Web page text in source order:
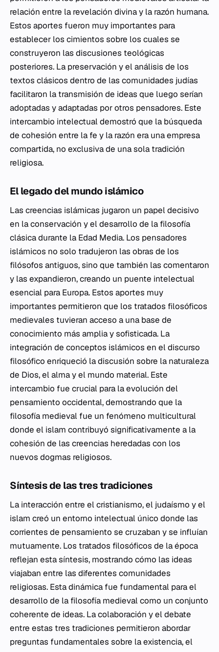
relación entre la revelación divina y la razón humana.
Estos aportes fueron muy importantes para
establecer los cimientos sobre los cuales se
construyeron las discusiones teológicas
posteriores. La preservación y el análisis de los
textos clásicos dentro de las comunidades judías
facilitaron la transmisión de ideas que luego serían
adoptadas y adaptadas por otros pensadores. Este
intercambio intelectual demostró que la búsqueda
de cohesión entre la fe y la razón era una empresa
compartida, no exclusiva de una sola tradición
religiosa.
El legado del mundo islámico
Las creencias islámicas jugaron un papel decisivo
en la conservación y el desarrollo de la filosofía
clásica durante la Edad Media. Los pensadores
islámicos no solo tradujeron las obras de los
filósofos antiguos, sino que también las comentaron
y las expandieron, creando un puente intelectual
esencial para Europa. Estos aportes muy
importantes permitieron que los tratados filosóficos
medievales tuvieran acceso a una base de
conocimiento más amplia y sofisticada. La
integración de conceptos islámicos en el discurso
filosófico enriqueció la discusión sobre la naturaleza
de Dios, el alma y el mundo material. Este
intercambio fue crucial para la evolución del
pensamiento occidental, demostrando que la
filosofía medieval fue un fenómeno multicultural
donde el islam contribuyó significativamente a la
cohesión de las creencias heredadas con los
nuevos dogmas religiosos.
Síntesis de las tres tradiciones
La interacción entre el cristianismo, el judaísmo y el
islam creó un entorno intelectual único donde las
corrientes de pensamiento se cruzaban y se influían
mutuamente. Los tratados filosóficos de la época
reflejan esta síntesis, mostrando cómo las ideas
viajaban entre las diferentes comunidades
religiosas. Esta dinámica fue fundamental para el
desarrollo de la filosofía medieval como un conjunto
coherente de ideas. La colaboración y el debate
entre estas tres tradiciones permitieron abordar
preguntas fundamentales sobre la existencia, el